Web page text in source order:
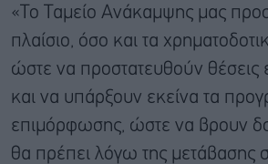
«Το Ταμείο Ανάκαμψης μας
πλαίσιο, όσο και τα
ώστε να προστατευθούν θέσεις
και να υπάρξουν εκείνα τα
επιμόρφωσης, ώστε να βρουν
θα πρέπει λόγω της μετάβασης